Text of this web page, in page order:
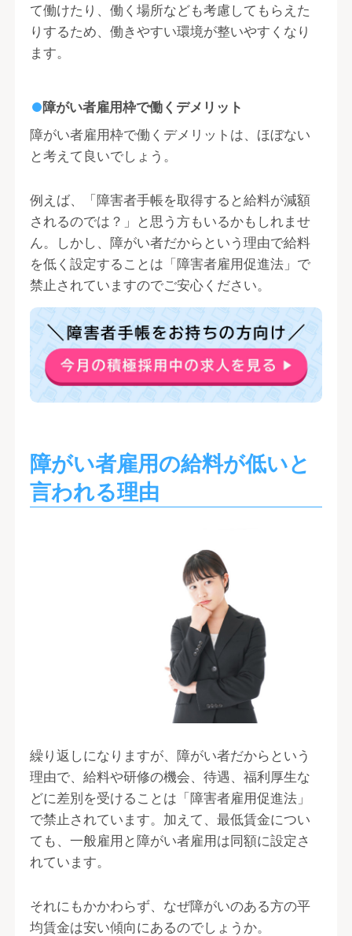
て働けたり、働く場所なども考慮してもらえた
りするため、働きやすい環境が整いやすくなり
ます。
障がい者雇用枠で働くデメリット
障がい者雇用枠で働くデメリットは、ほぼない
と考えて良いでしょう。
例えば、「障害者手帳を取得すると給料が減額
されるのでは？」と思う方もいるかもしれませ
ん。しかし、障がい者だからという理由で給料
を低く設定することは「障害者雇用促進法」で
禁止されていますのでご安心ください。
障がい者雇用の給料が低いと
言われる理由
繰り返しになりますが、障がい者だからという
理由で、給料や研修の機会、待遇、福利厚生な
どに差別を受けることは「障害者雇用促進法」
で禁止されています。加えて、最低賃金につい
ても、一般雇用と障がい者雇用は同額に設定さ
れています。
それにもかかわらず、なぜ障がいのある方の平
均賃金は安い傾向にあるのでしょうか。